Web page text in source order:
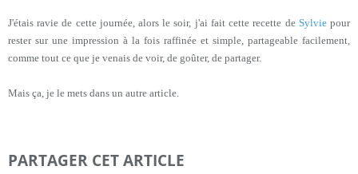
J'étais ravie de cette journée, alors le soir, j'ai fait cette recette de Sylviepour
rester sur une impression à la fois raffinée et simple, partageable facilement,
comme tout ce que je venais de voir, de goûter, de partager.
Mais ça, je le mets dans un autre article.
PARTAGER CET ARTICLE